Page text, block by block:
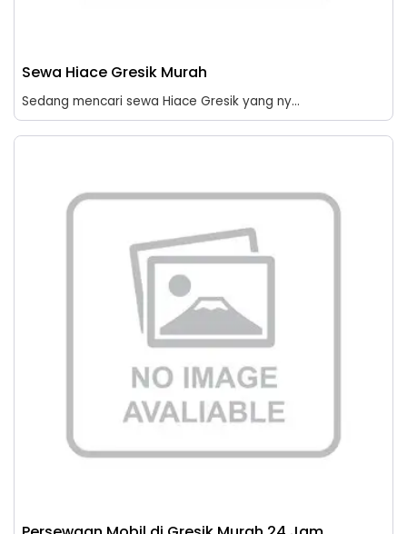
Sewa Hiace Gresik Murah
Sedang mencari sewa Hiace Gresik yang ny...